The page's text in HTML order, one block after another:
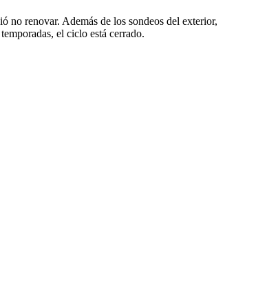
no renovar. Además de los sondeos del exterior,
el ciclo está cerrado.